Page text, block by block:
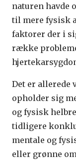
naturen havde
til mere fysisk
faktorer der i
række
Det er allerede
opholder sig
og fysisk
tidligere
mentale og
eller grønne